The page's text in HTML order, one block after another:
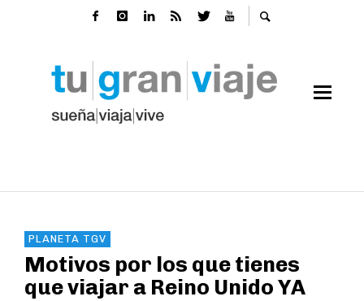
PLANETA TGV
Motivos por los que tienes
que viajar a Reino Unido YA